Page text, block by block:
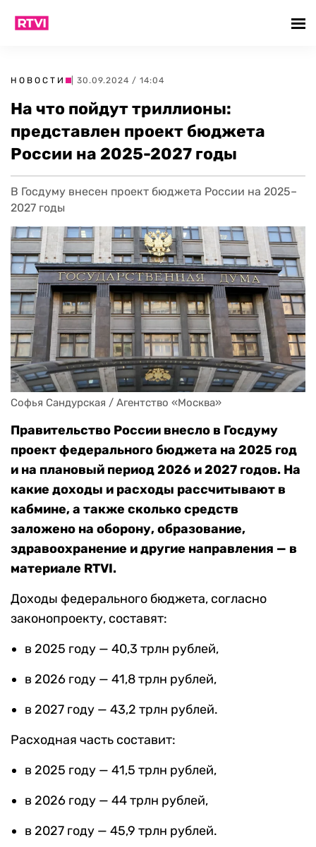
НОВОСТИ | 30.09.2024 / 14:04
На что пойдут триллионы:
представлен проект бюджета
России на 2025-2027 годы
В Госдуму внесен проект бюджета России на 2025–
2027 годы
Софья Сандурская / Агентство «Москва»
Правительство России внесло в Госдуму
проект федерального бюджета на 2025 год
и на плановый период 2026 и 2027 годов. На
какие доходы и расходы рассчитывают в
кабмине, а также сколько средств
заложено на оборону, образование,
здравоохранение и другие направления — в
материале RTVI.
Доходы федерального бюджета, согласно
законопроекту, составят:
в 2025 году — 40,3 трлн рублей,
в 2026 году — 41,8 трлн рублей,
в 2027 году — 43,2 трлн рублей.
Расходная часть составит:
в 2025 году — 41,5 трлн рублей,
в 2026 году — 44 трлн рублей,
в 2027 году — 45,9 трлн рублей.